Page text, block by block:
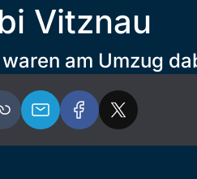
Vitznau
am Umzug